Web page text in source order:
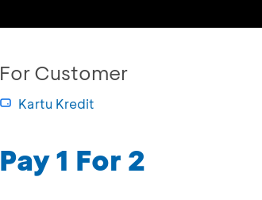
For Customer
Kartu Kredit
Pay 1 For 2